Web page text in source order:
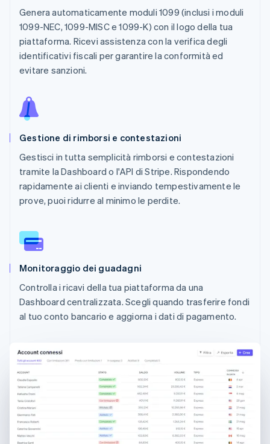
Genera automaticamente moduli 1099 (inclusi i moduli
1099-NEC, 1099-MISC e 1099-K) con il logo della tua
piattaforma. Ricevi assistenza con la verifica degli
identificativi fiscali per garantire la conformità ed
evitare sanzioni.
Gestione di rimborsi e contestazioni
Gestisci in tutta semplicità rimborsi e contestazioni
tramite la Dashboard o l'API di Stripe. Rispondendo
rapidamente ai clienti e inviando tempestivamente le
prove, puoi ridurre al minimo le perdite.
Monitoraggio dei guadagni
Controlla i ricavi della tua piattaforma da una
Dashboard centralizzata. Scegli quando trasferire fondi
al tuo conto bancario e aggiorna i dati di pagamento.